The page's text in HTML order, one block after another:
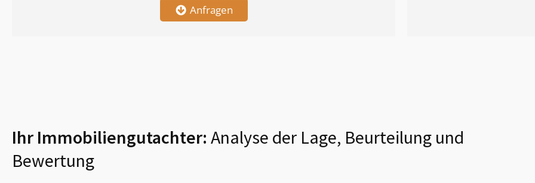
Anfragen
Ihr Immobiliengutachter: Analyse der Lage, Beurteilung und
Bewertung